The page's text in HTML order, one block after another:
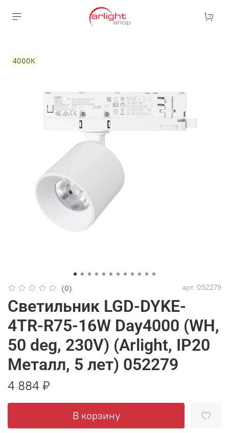
4000К
(0) арт. 052279
Светильник LGD-DYKE-
4TR-R75-16W Day4000 (WH,
50 deg, 230V) (Arlight, IP20
Металл, 5 лет) 052279
4 884 ₽
В корзину